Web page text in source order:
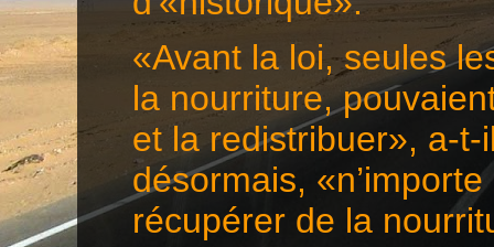
«Avant la loi, seules
la nourriture,
et la redistribuer», a-
désormais,
récupérer de la